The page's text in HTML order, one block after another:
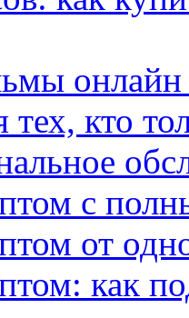
онлайн
кто
с
от
как